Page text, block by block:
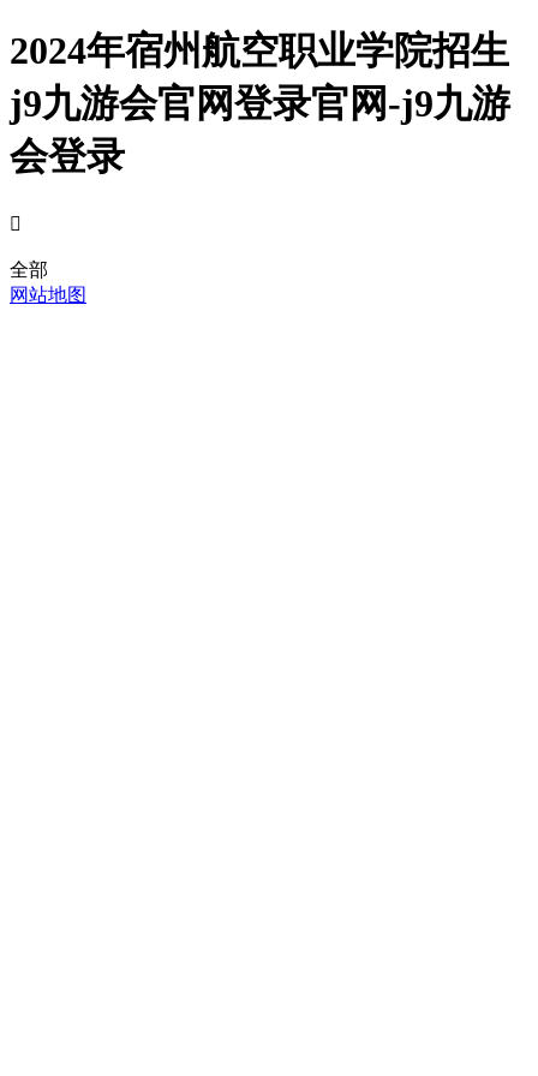
2024年宿州航空职业学院招生
j9九游会官网登录官网-j9九游
会登录

全部
网站地图